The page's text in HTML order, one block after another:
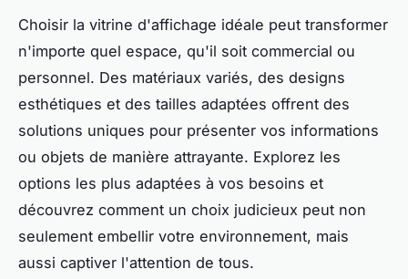
Choisir la vitrine d'affichage idéale peut transformer
n'importe quel espace, qu'il soit commercial ou
personnel. Des matériaux variés, des designs
esthétiques et des tailles adaptées offrent des
solutions uniques pour présenter vos informations
ou objets de manière attrayante. Explorez les
options les plus adaptées à vos besoins et
découvrez comment un choix judicieux peut non
seulement embellir votre environnement, mais
aussi captiver l'attention de tous.